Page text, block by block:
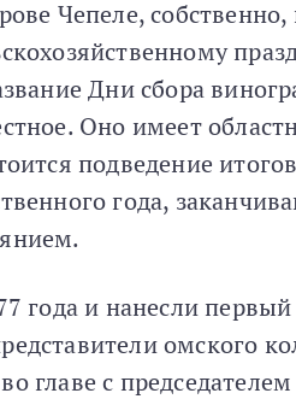
Чепеле,
Дни сбора
Оно имеет
подведение итогов
года,
года и нанесли
омского
главе с